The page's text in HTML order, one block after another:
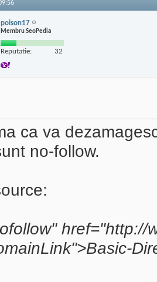
poison17
Membru SeoPedia
Reputatie: 32
ca va
no-follow.
href="http://